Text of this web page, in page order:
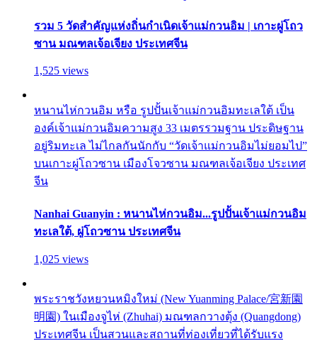
รวม 5 วัดสำคัญแห่งถิ่นกำเนิดเจ้าแม่กวนอิม | เกาะผู่โถว
ซาน มณฑลเจ้อเจียง ประเทศจีน
1,525 views
หนานไห่กวนอิม หรือ รูปปั้นเจ้าแม่กวนอิมทะเลใต้ เป็น
องค์เจ้าแม่กวนอิมความสูง 33 เมตรรวมฐาน ประดิษฐาน
อยู่ริมทะเล ไม่ไกลกันนักกับ “วัดเจ้าแม่กวนอิมไม่ยอมไป”
บนเกาะผู่โถวซาน เมืองโจวซาน มณฑลเจ้อเจียง ประเทศ
จีน
Nanhai Guanyin : หนานไห่กวนอิม...รูปปั้นเจ้าแม่กวนอิม
ทะเลใต้, ผู่โถวซาน ประเทศจีน
1,025 views
พระราชวังหยวนหมิงใหม่ (New Yuanming Palace/宮新園
明園) ในเมืองจูไห่ (Zhuhai) มณฑลกวางตุ้ง (Quangdong)
ประเทศจีน เป็นสวนและสถานที่ท่องเที่ยวที่ได้รับแรง